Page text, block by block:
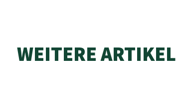
WEITERE ARTIKEL